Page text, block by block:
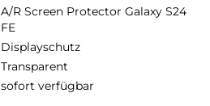
A/R Screen Protector Galaxy S24
FE
Displayschutz
Transparent
sofort verfügbar